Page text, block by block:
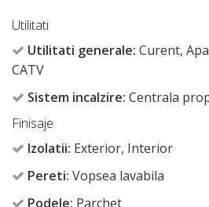
Utilitati
Utilitati generale: Curent,
CATV
Sistem incalzire: Centrala
Finisaje
Izolatii: Exterior, Interior
Pereti: Vopsea lavabila
Podele: Parchet